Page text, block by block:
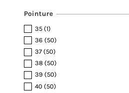
Pointure
35 (1)
36 (50)
37 (50)
38 (50)
39 (50)
40 (50)